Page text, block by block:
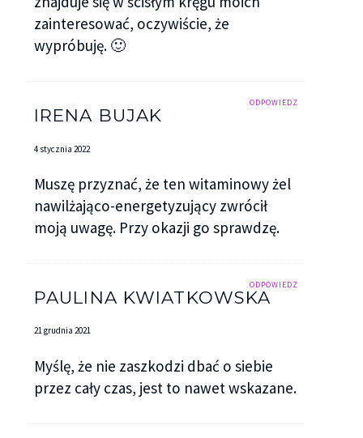
zainteresować, oczywiście, że
wypróbuję. 🙂
ODPOWIEDZ
IRENA BUJAK
4 stycznia 2022
Muszę przyznać, że ten witaminowy żel
nawilżająco-energetyzujący zwrócił
moją uwagę. Przy okazji go sprawdzę.
ODPOWIEDZ
PAULINA KWIATKOWSKA
21 grudnia 2021
Myślę, że nie zaszkodzi dbać o siebie
przez cały czas, jest to nawet wskazane.